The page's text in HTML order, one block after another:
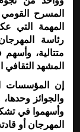
المسرح
المهمة التي
رئاسة
متتالية،
المشهد
إن المؤسسات
والجوائز
وأسهموا في
المهرجان أو